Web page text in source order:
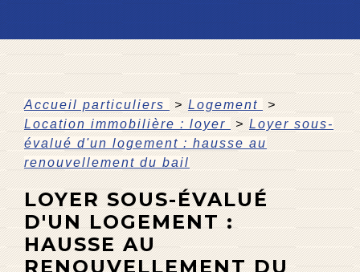
Accueil particuliers > Logement
>
Location immobilière : loyer
> Loyer sous-
évalué d'un logement : hausse au
renouvellement du bail
LOYER SOUS-ÉVALUÉ
D'UN LOGEMENT :
HAUSSE AU
RENOUVELLEMENT DU